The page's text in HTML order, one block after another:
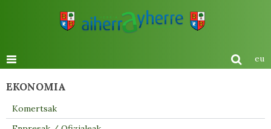
eu
EKONOMIA
Komertsak